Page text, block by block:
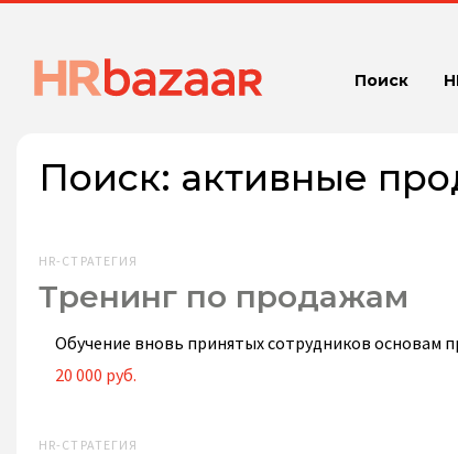
Поиск
Поиск: активные
HR-СТРАТЕГИЯ
Тренинг по продажам
Обучение вновь принятых сотрудников основам
20 000 руб.
HR-СТРАТЕГИЯ